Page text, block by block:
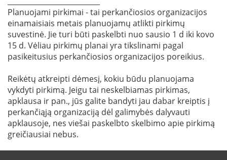
Planuojami pirkimai - tai perkančiosios organizacijos
einamaisiais metais planuojamų atlikti pirkimų
suvestinė. Jie turi būti paskelbti nuo sausio 1 d iki kovo
15 d. Vėliau pirkimų planai yra tikslinami pagal
pasikeitusius perkančiosios organizacijos poreikius.
Reikėtų atkreipti dėmesį, kokiu būdu planuojama
vykdyti pirkimą. Jeigu tai neskelbiamas pirkimas,
apklausa ir pan., jūs galite bandyti jau dabar kreiptis į
perkančiąją organizaciją dėl galimybės dalyvauti
apklausoje, nes viešai paskelbto skelbimo apie pirkimą
greičiausiai nebus.